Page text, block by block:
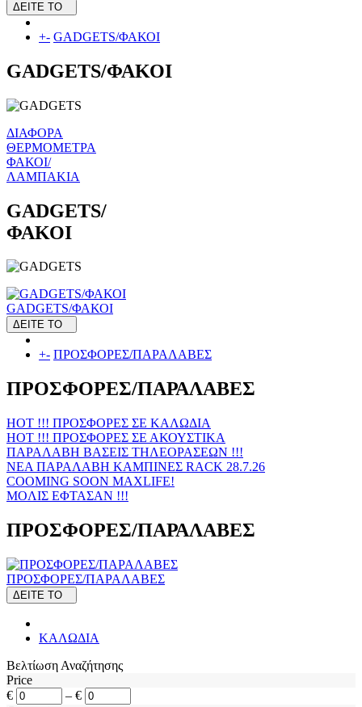
ΔΕΙΤΕ ΤΟ
+- GADGETS/ΦΑΚΟΙ
GADGETS/ΦΑΚΟΙ
ΔΙΑΦΟΡΑ
ΘΕΡΜΟΜΕΤΡΑ
ΦΑΚΟΙ/
ΛΑΜΠΑΚΙΑ
GADGETS/
ΦΑΚΟΙ
GADGETS/ΦΑΚΟΙ
ΔΕΙΤΕ ΤΟ
+- ΠΡΟΣΦΟΡΕΣ/ΠΑΡΑΛΑΒΕΣ
ΠΡΟΣΦΟΡΕΣ/ΠΑΡΑΛΑΒΕΣ
HOT !!! ΠΡΟΣΦΟΡΕΣ ΣΕ KAΛΩΔΙΑ
HOT !!! ΠΡΟΣΦΟΡΕΣ ΣΕ ΑΚΟΥΣΤΙΚΑ
ΠΑΡΑΛΑΒΗ ΒΑΣΕΙΣ ΤΗΛΕΟΡΑΣΕΩΝ !!!
ΝΕΑ ΠΑΡΑΛΑΒΗ KAMΠΙΝΕΣ RACK 28.7.26
COOMING SOON MAXLIFE!
MOΛΙΣ ΕΦΤΑΣΑΝ !!!
ΠΡΟΣΦΟΡΕΣ/ΠΑΡΑΛΑΒΕΣ
ΠΡΟΣΦΟΡΕΣ/ΠΑΡΑΛΑΒΕΣ
ΔΕΙΤΕ ΤΟ
ΚΑΛΩΔΙΑ
Βελτίωση Αναζήτησης
Price
€
– €